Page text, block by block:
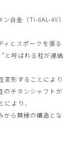
合金（Ti-6AL-4V）
ィとスポークを張る
と呼ばれる柱が連結
変形することにより
のチタンシャフトが
より、
から無縁の構造とな